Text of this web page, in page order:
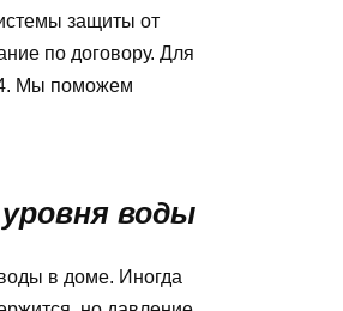
защиты от
по договору. Для
Мы поможем
воды
в доме. Иногда